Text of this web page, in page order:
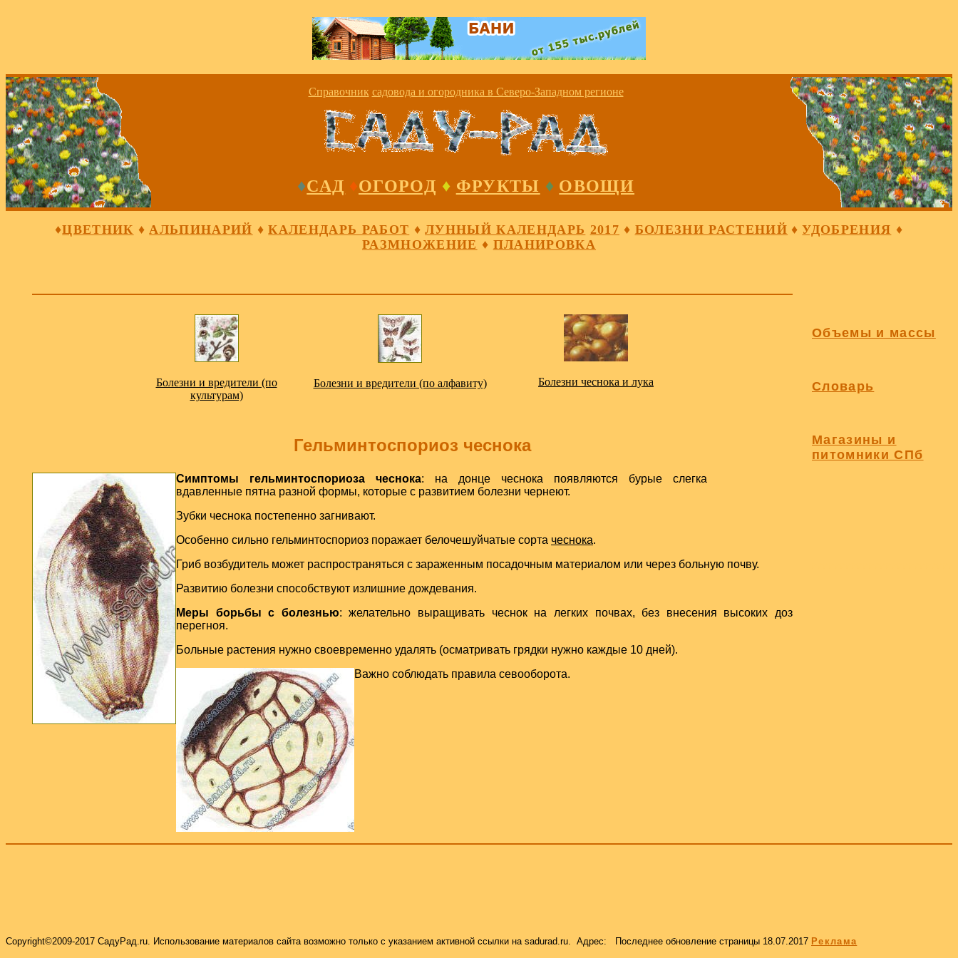
Справочник садовода и огородника в Северо-Западном регионе
♦САД ♦ОГОРОД ♦ ФРУКТЫ ♦ ОВОЩИ
♦ЦВЕТНИК ♦ АЛЬПИНАРИЙ ♦ КАЛЕНДАРЬ РАБОТ ♦ ЛУННЫЙ КАЛЕНДАРЬ 201 7 ♦ БОЛЕЗНИ РАСТЕНИЙ ♦ УДОБРЕНИЯ ♦
РАЗМНОЖЕНИЕ ♦ ПЛАНИРОВКА
Болезни и вредители (по
культурам)
Болезни и вредители (по алфавиту) Болезни чеснока и лука
Гельминтоспориоз чеснока
Симптомы гельминтоспориоза чеснока: на донце чеснока появляются бурые слегка
вдавленные пятна разной формы, которые с развитием болезни чернеют.
Зубки чеснока постепенно загнивают.
Особенно сильно гельминтоспориоз поражает белочешуйчатые сорта чеснока.
Гриб возбудитель может распространяться с зараженным посадочным материалом или через больную почву.
Развитию болезни способствуют излишние дождевания.
Меры борьбы с болезнью: желательно выращивать чеснок на легких почвах, без внесения высоких доз
перегноя.
Больные растения нужно своевременно удалять (осматривать грядки нужно каждые 10 дней).
Важно соблюдать правила севооборота.
Объемы и массы
Словарь
Магазины и
питомники СПб
Copyright©2009-2017 СадуРад.ru. Использование материалов сайта возможно только с указанием активной ссылки на sadurad.ru. Адрес: Последнее обновление страницы 18.07.2017 Реклама